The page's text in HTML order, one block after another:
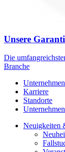
Unsere
Die
Branche
Unternehmen
Karriere
Standorte
Unternehmen
Neuigkeiten